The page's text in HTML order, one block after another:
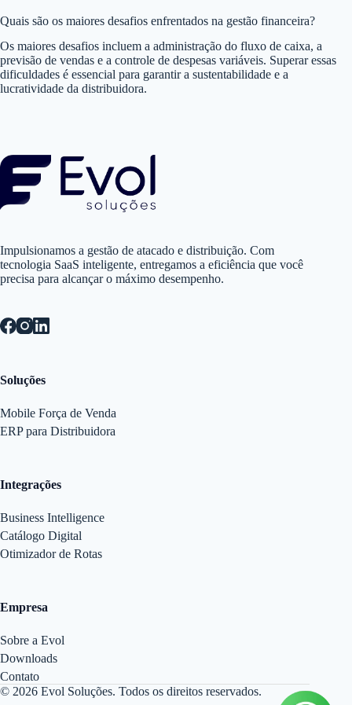
Quais são os maiores desafios enfrentados na gestão financeira?
Os maiores desafios incluem a administração do fluxo de caixa, a
previsão de vendas e a controle de despesas variáveis. Superar essas
dificuldades é essencial para garantir a sustentabilidade e a
lucratividade da distribuidora.
Impulsionamos a gestão de atacado e distribuição. Com
tecnologia SaaS inteligente, entregamos a eficiência que você
precisa para alcançar o máximo desempenho.
Soluções
Mobile Força de Venda
ERP para Distribuidora
Integrações
Business Intelligence
Catálogo Digital
Otimizador de Rotas
Empresa
Sobre a Evol
Downloads
Contato
© 2026 Evol Soluções. Todos os direitos reservados.